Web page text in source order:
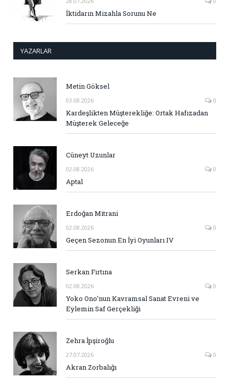
İktidarın Mizahla Sorunu Ne
YAZARLAR
Metin Göksel
03.08.2026 0
Kardeşlikten Müşterekliğe: Ortak Hafızadan
Müşterek Geleceğe
Cüneyt Uzunlar
02.08.2026 0
Aptal
Erdoğan Mitrani
02.08.2026 0
Geçen Sezonun En İyi Oyunları IV
Serkan Fırtına
02.08.2026 0
Yoko Ono’nun Kavramsal Sanat Evreni ve
Eylemin Saf Gerçekliği
Zehra İpşiroğlu
27.07.2026 0
Akran Zorbalığı